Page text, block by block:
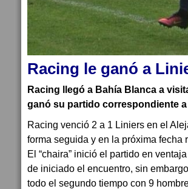
Racing le ganó a
Racing llegó a Bahía Blanca a
ganó su partido correspondiente
Racing venció 2 a 1 Liniers en el
forma seguida y en la próxima
El “chaira” inició el partido en
de iniciado el encuentro, sin
todo el segundo tiempo con 9